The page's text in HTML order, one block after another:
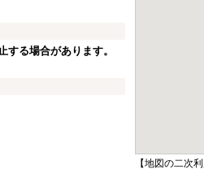
る場合があります。
【地図の二次